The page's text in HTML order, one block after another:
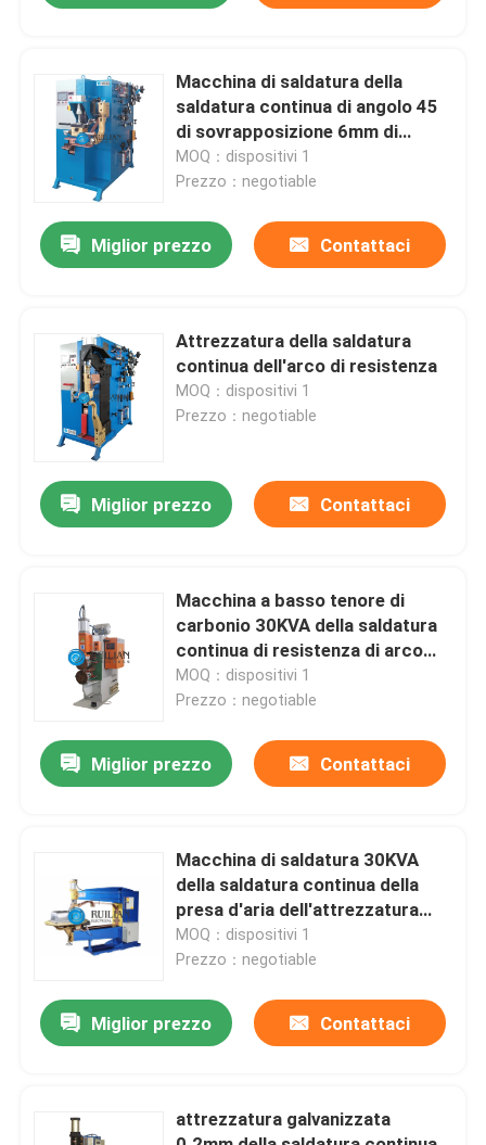
Casa
Circa noi
Controllo di qualità
Richieda una citazione
Macchina della saldatura continua di resistenza
Macchina laterale della saldatura continua
Macchina di saldatura della
saldatura continua di angolo 45
di sovrapposizione 6mm di
resistenza 50KVA
MOQ：dispositivi 1
Prezzo：negotiable
Miglior prezzo Contattaci
Attrezzatura della saldatura
continua dell'arco di resistenza
MOQ：dispositivi 1
Prezzo：negotiable
Miglior prezzo Contattaci
Macchina a basso tenore di
carbonio 30KVA della saldatura
continua di resistenza di arco
della presa d'aria della lamiera di
acciaio
MOQ：dispositivi 1
Prezzo：negotiable
Miglior prezzo Contattaci
Macchina di saldatura 30KVA
della saldatura continua della
presa d'aria dell'attrezzatura
della saldatura continua del OD
300mm
MOQ：dispositivi 1
Prezzo：negotiable
Miglior prezzo Contattaci
attrezzatura galvanizzata